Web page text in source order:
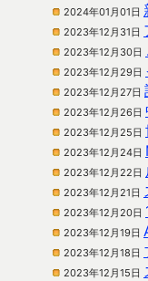
2024年01月01日
2023年12月31日
2023年12月30日
2023年12月29日
2023年12月27日
2023年12月26日
2023年12月25日
2023年12月24日
2023年12月22日
2023年12月21日
2023年12月20日
2023年12月19日
2023年12月18日
2023年12月15日